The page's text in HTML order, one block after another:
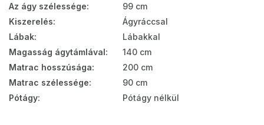
Az ágy szélessége:
99 cm
Kiszerelés:
Ágyráccsal
Lábak:
Lábakkal
Magasság ágytámlával:
140 cm
Matrac hosszúsága:
200 cm
Matrac szélessége:
90 cm
Pótágy: Pótágy nélkül